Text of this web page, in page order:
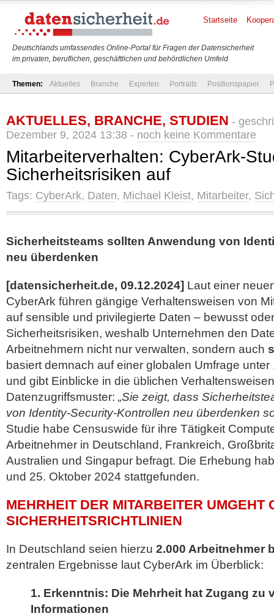
Deutschlands umfassendes Online-Portal für Fragen der Datensicherheit
im privaten, beruflichen, geschäftlichen und behördlichen Umfeld
Startseite
Themen: Aktuelles Branche Experten Portraits Positionspapier
AKTUELLES, BRANCHE, STUDIEN -
Dezember 9, 2024 13:38 - noch keine Kommentare
Mitarbeiterverhalten: CyberArk-
Sicherheitsrisiken auf
Tags: CyberArk, Daten, Michael Kleist, Mitarbeiter,
Sicherheitsteams sollten Anwendung von
neu überdenken
[datensicherheit.de, 09.12.2024] Laut einer
CyberArk führen gängige Verhaltensweisen von
auf sensible und privilegierte Daten – bewusst
Sicherheitsrisiken, weshalb Unternehmen den
Arbeitnehmern nicht nur verwalten, sondern auch
basiert demnach auf einer globalen Umfrage
und gibt Einblicke in die üblichen
Datenzugriffsmuster: „Sie zeigt, dass
von Identity-Security-Kontrollen neu überdenken
Studie habe Censuswide für ihre Tätigkeit
Arbeitnehmer in Deutschland, Frankreich,
Australien und Singapur befragt. Die Erhebung
und 25. Oktober 2024 stattgefunden.
MEHRHEIT DER MITARBEITER UMGEHT
SICHERHEITSRICHTLINIEN
In Deutschland seien hierzu 2.000 Arbeitnehmer
zentralen Ergebnisse laut CyberArk im Überblick:
1. Erkenntnis: Die Mehrheit hat Zugang zu
Informationen